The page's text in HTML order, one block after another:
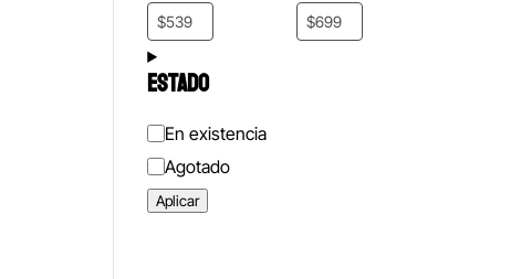
ESTADO
Estado
En existencia
Agotado
Aplicar